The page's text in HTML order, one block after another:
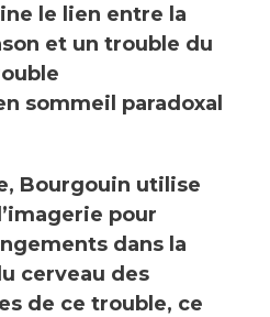
le lien entre la
et un trouble du
sommeil paradoxal
Bourgouin utilise
pour
dans la
cerveau des
de ce trouble, ce